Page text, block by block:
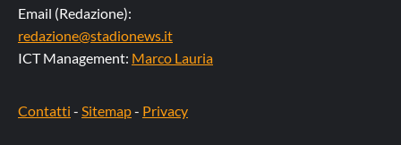
Email (Redazione):
redazione@stadionews.it
ICT Management: Marco Lauria
Contatti - Sitemap- Privacy